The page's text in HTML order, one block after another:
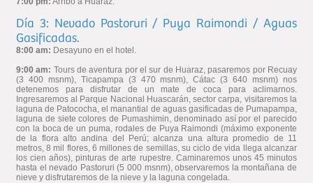
Día 3: Nevado Pastoruri / Puya Raimondi / Aguas
Gasificadas.
8:00 am: Desayuno en el hotel.
9:00 am: Tours de aventura por el sur de Huaraz, pasaremos por Recuay
(3 400 msnm), Ticapampa (3 470 msnm), Cátac (3 640 msnm) nos
detenemos para disfrutar de un mate de coca para aclimarnos.
Ingresaremos al Parque Nacional Huascarán, sector carpa, visitaremos la
laguna de Patococha, el manantial de aguas gasificadas de Pumapampa,
laguna de siete colores de Pumashimin, denominado así por el parecido
con la boca de un puma, rodales de Puya Raimondi (máximo exponente
de la flora alto andina del Perú; alcanza una altura promedio de 11
metros, 8 mil flores, 6 millones de semillas, su ciclo de vida llega alcanzar
los cien años), pinturas de arte rupestre. Caminaremos unos 45 minutos
hasta el nevado Pastoruri (5 000 msnm), observaremos la montañana de
nieve y disfrutaremos de la nieve y la laguna congelada.